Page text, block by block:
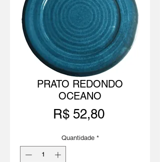
PRATO REDONDO
OCEANO
R$ 52,80Preço
Quantidade *